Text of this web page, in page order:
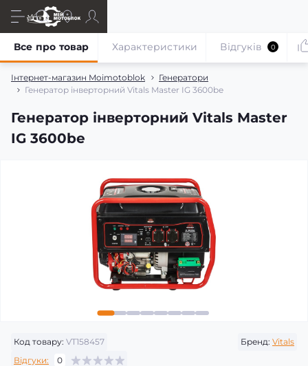
Інтернет-магазин Moimotoblok
Генератори
Генератор інверторний Vitals Master IG 3600be
Генератор інверторний Vitals Master
IG 3600be
Все про товар Характеристики Відгуків 0
Код товару: VT158457 Бренд: Vitals
Відгуки:
0